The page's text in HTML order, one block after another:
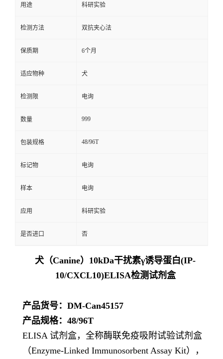
言
用途 科研实验
检测方法 双抗夹心法
保质期 6个月
适应物种 犬
检测限 电询
数量 999
包装规格 48/96T
标记物 电询
样本 电询
应用 科研实验
是否进口 否
犬（Canine）10kDa干扰素γ诱导蛋白(IP-
10/CXCL10)ELISA检测试剂盒
产品货号：DM-Can45157
产品规格：48/96T
ELISA 试剂盒，全称酶联免疫吸附试验试剂盒
（Enzyme-Linked Immunosorbent Assay Kit），